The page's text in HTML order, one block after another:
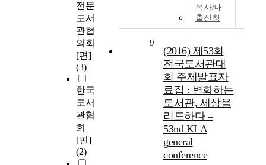
전문
도서
관협
의회
[편]
(3)
한국
도서
관협
회
[편]
(2)
복사/대
출신청
9
(2016) 제53회
전국도서관대
회 주제발표자
료집 : 변화하는
도서관, 세상을
리드하다 =
53nd KLA
general
conference